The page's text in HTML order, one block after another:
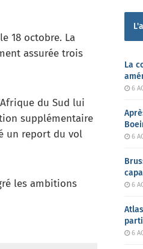
18 octobre. La
assurée trois
du Sud lui
supplémentaire
un report du vol
les ambitions
La
6
6
6
6